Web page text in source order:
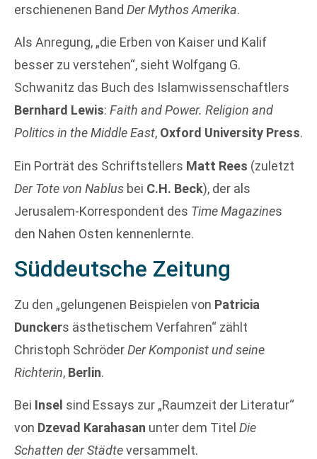
erschienenen Band Der Mythos Amerika.
Als Anregung, „die Erben von Kaiser und Kalif
besser zu verstehen“, sieht Wolfgang G.
Schwanitz das Buch des Islamwissenschaftlers
Bernhard Lewis: Faith and Power. Religion and
Politics in the Middle East, Oxford University Press.
Ein Porträt des Schriftstellers Matt Rees (zuletzt
Der Tote von Nablus bei C.H. Beck), der als
Jerusalem-Korrespondent des Time Magazines
den Nahen Osten kennenlernte.
Süddeutsche Zeitung
Zu den „gelungenen Beispielen von Patricia
Dunckers ästhetischem Verfahren“ zählt
Christoph SchröderDer Komponist und seine
Richterin, Berlin.
Bei Insel sind Essays zur „Raumzeit der Literatur“
von Dzevad Karahasan unter dem Titel Die
Schatten der Städteversammelt.